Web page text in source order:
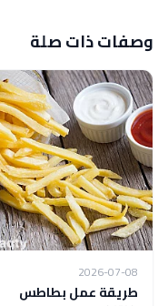
وصفات ذات صلة
2026-07-08
طريقة عمل بطاطس